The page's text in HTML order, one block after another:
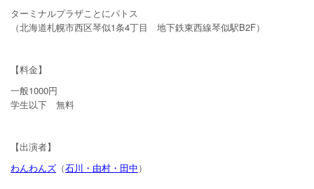
ターミナルプラザことにパトス
（北海道札幌市西区琴似1条4丁目 地下鉄東西線琴似駅B2F）
【料金】
一般1000円
学生以下 無料
【出演者】
わんわんズ （石川・由村・田中）